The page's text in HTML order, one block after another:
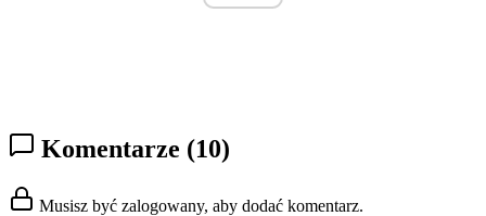
Komentarze (10)
Musisz być zalogowany, aby dodać komentarz.